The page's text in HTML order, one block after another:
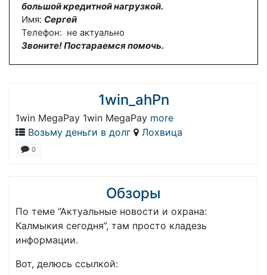
большой кредитной нагрузкой.
Имя: Сергей
Телефон: не актуально
Звоните! Постараемся помочь.
1win_ahPn
1win MegaPay 1win MegaPay more
Возьму деньги в долг
Лохвица
0
Обзоры
По теме “Актуальные новости и охрана:
Калмыкия сегодня”, там просто кладезь
информации.
Вот, делюсь ссылкой: